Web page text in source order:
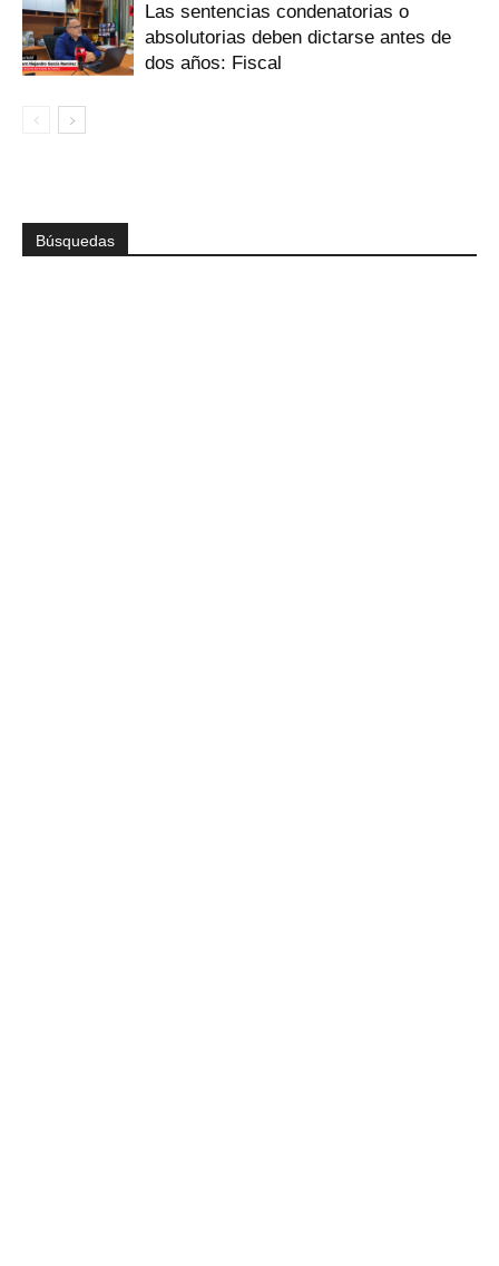
Las sentencias condenatorias o
absolutorias deben dictarse antes de
dos años: Fiscal
Búsquedas